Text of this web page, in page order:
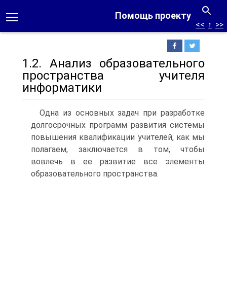
Помощь проекту
<< ↑ >>
1.2. Анализ образовательного
пространства учителя
информатики
Одна из основных задач при разработке
долгосрочных программ развития системы
повышения квалификации учителей, как мы
полагаем, заключается в том, чтобы
вовлечь в ее развитие все элементы
образовательного пространства.